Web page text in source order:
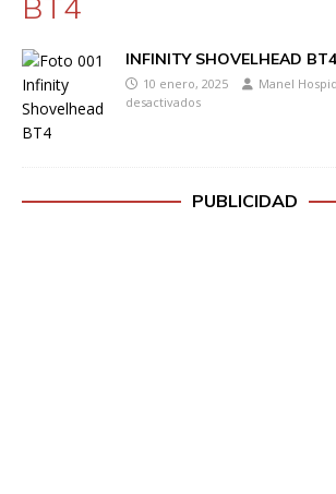
INFINITY SHOVELHEAD BT4
10 enero, 2025 Manel
desactivados
PUBLICIDAD